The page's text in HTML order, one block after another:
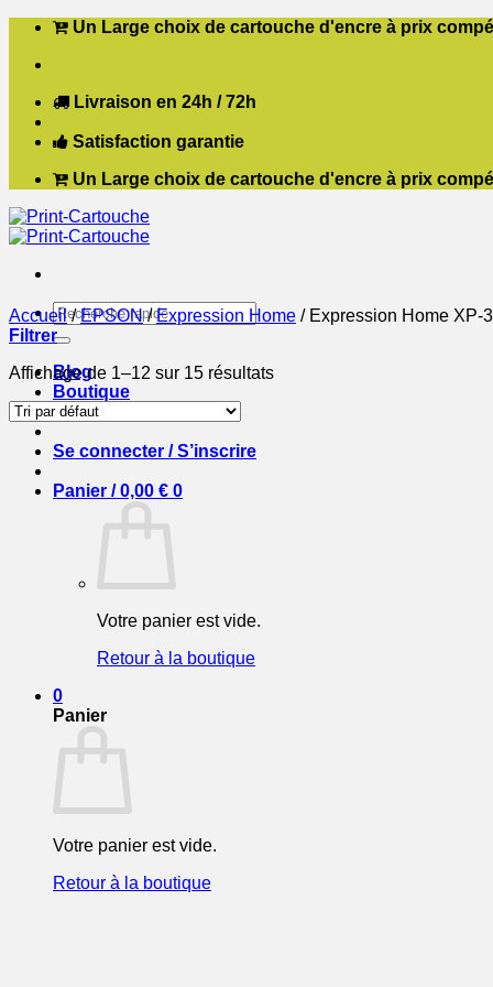
Passer
contenu
Un Large choix de cartouche d'encre à prix
Livraison en 24h / 72h
Satisfaction garantie
Un Large choix de cartouche d'encre à prix
Recherche
pour :
Blog
Boutique
Contact
Se connecter / S’inscrire
Panier /0,00 € 0
Votre panier est vide.
Retour à la boutique
0
Panier
Votre panier est vide.
Retour à la boutique
Accueil / EPSON / Expression Home /Expression Home XP-
Filtrer
Affichage de 1–12 sur 15 résultats